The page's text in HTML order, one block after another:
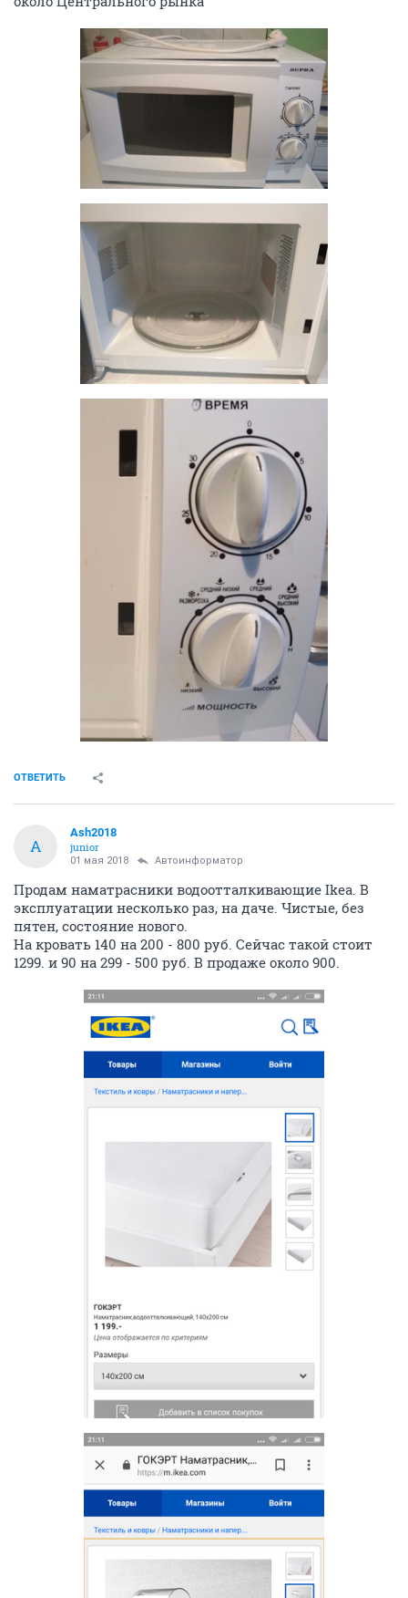
ОТВЕТИТЬ
A
Ash2018
junior
01 мая 2018 Автоинформатор
Продам наматрасники водоотталкивающие Ikea. В
эксплуатации несколько раз, на даче. Чистые, без
пятен, состояние нового.
На кровать 140 на 200 - 800 руб. Сейчас такой стоит
1299. и 90 на 299 - 500 руб. В продаже около 900.